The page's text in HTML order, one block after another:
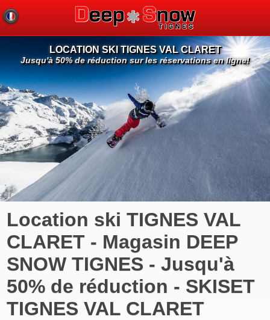
LOCATION SKI TIGNES VAL CLARET
Jusqu'à 50% de réduction sur les réservations en ligne!
Location ski TIGNES VAL
CLARET - Magasin DEEP
SNOW TIGNES - Jusqu'à
50% de réduction - SKISET
TIGNES VAL CLARET